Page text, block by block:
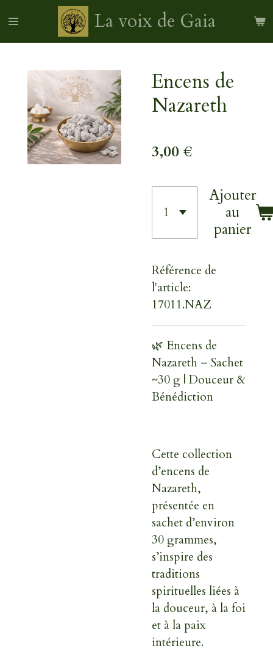
La voix de Gaia
Encens de
Nazareth
3,00 €
Ajouter
au
panier
Référence de
l'article:
17011.NAZ
🌿 Encens de
Nazareth – Sachet
~30 g | Douceur &
Bénédiction
Cette collection
d’encens de
Nazareth,
présentée en
sachet d’environ
30 grammes,
s’inspire des
traditions
spirituelles liées à
la douceur, à la foi
et à la paix
intérieure.